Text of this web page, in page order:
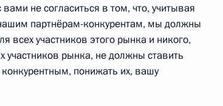
не согласиться в том, что, учитывая
партнёрам-конкурентам, мы должны
всех участников этого рынка и никого,
участников рынка, не должны ставить
понижать их, вашу